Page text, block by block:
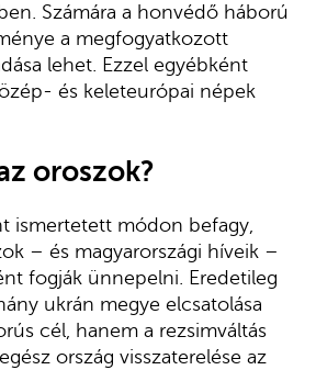
Számára a honvédő háború
a megfogyatkozott
lehet. Ezzel egyébként
és keleteurópai népek
oroszok?
ismertetett módon befagy,
– és magyarországi híveik –
fogják ünnepelni. Eredetileg
ukrán megye elcsatolása
cél, hanem a rezsimváltás
ország visszaterelése az